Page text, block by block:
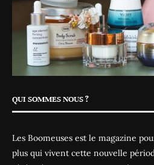
QUI SOMMES NOUS ?
Les Boomeuses est le magazine
plus qui vivent cette nouvelle